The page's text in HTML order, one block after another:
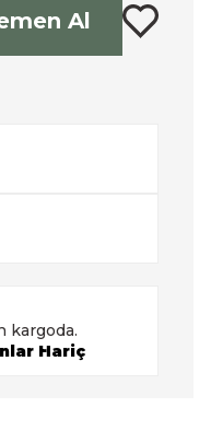
Al
kargoda.
Hariç